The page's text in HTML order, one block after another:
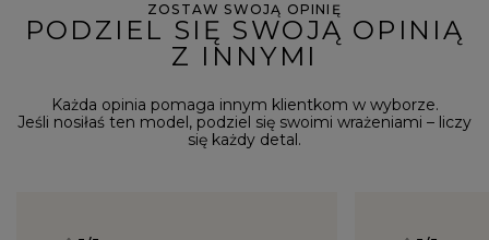
ZOSTAW SWOJĄ OPINIĘ
PODZIEL SIĘ SWOJĄ OPINIĄ
Z INNYMI
Każda opinia pomaga innym klientkom w wyborze.
Jeśli nosiłaś ten model, podziel się swoimi wrażeniami – liczy
się każdy detal.